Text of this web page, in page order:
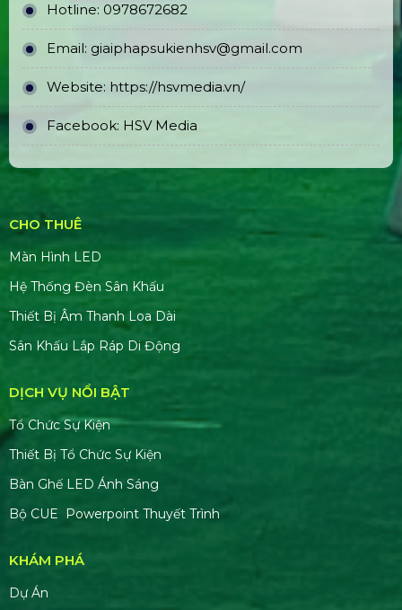
Hotline: 0978672682
Email: giaiphapsukienhsv@gmail.com
Website: https://hsvmedia.vn/
Facebook: HSV Media
CHO THUÊ
Màn Hình LED
Hệ Thống Đèn Sân Khấu
Thiết Bị Âm Thanh Loa Dài
Sân Khấu Lắp Ráp Di Động
DỊCH VỤ NỔI BẬT
Tổ Chức Sự Kiện
Thiết Bị Tổ Chức Sự Kiện
Bàn Ghế LED Ánh Sáng
Bộ CUE Powerpoint Thuyết Trình
KHÁM PHÁ
Dự Án